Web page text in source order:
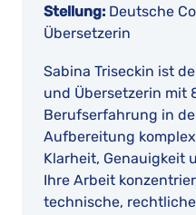
Stellung: Deutsche
Übersetzerin
Sabina Triseckin ist
und Übersetzerin mit
Berufserfahrung in
Aufbereitung
Klarheit, Genauigkeit
Ihre Arbeit
technische,